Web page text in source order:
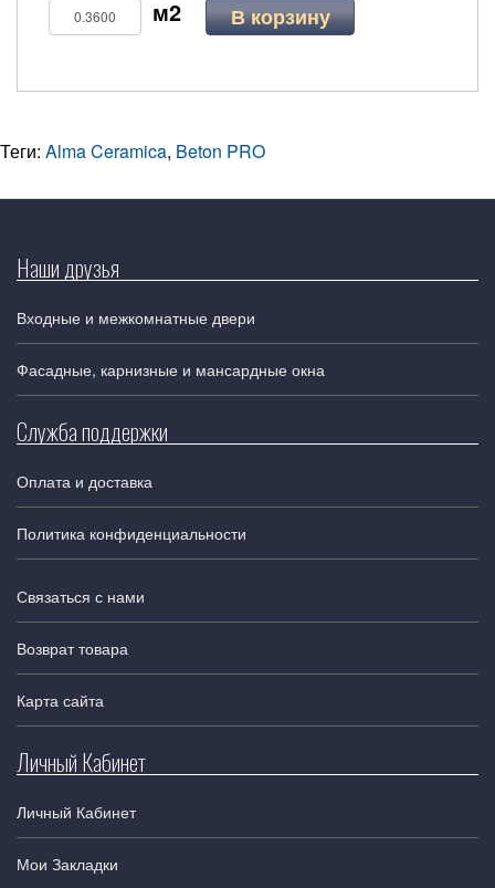
В корзину
Теги: Alma Ceramica, Beton PRO
Наши друзья
Входные и межкомнатные двери
Фасадные, карнизные и мансардные окна
Служба поддержки
Оплата и доставка
Политика конфиденциальности
Связаться с нами
Возврат товара
Карта сайта
Личный Кабинет
Личный Кабинет
Мои Закладки